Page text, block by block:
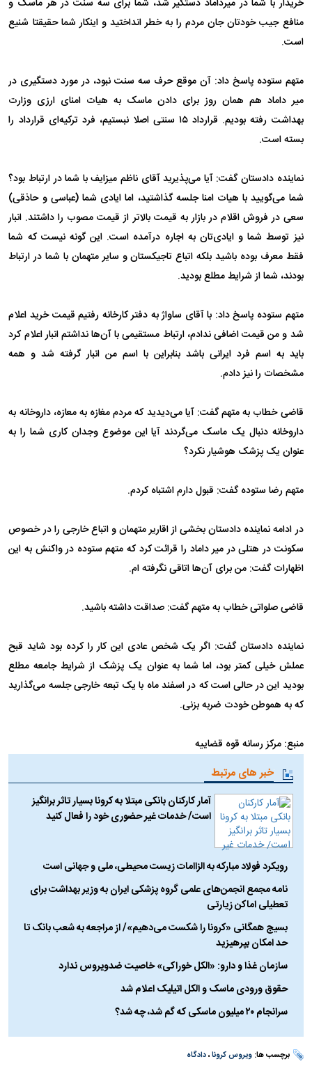
منافع جیب خودتان جان مردم را به خطر انداختید و اینکار شما حقیقتا شنیع
است.
متهم ستوده پاسخ داد: آن موقع حرف سه سنت نبود، در مورد دستگیری در
میر داماد هم همان روز برای دادن ماسک به هیات امنای ارزی وزارت
بهداشت رفته بودیم. قرارداد ۱۵ سنتی اصلا نبستیم، فرد ترکیه‌ای قرارداد را
بسته است.
نماینده دادستان گفت: آیا می‌پذیرید آقای ناظم میزایف با شما در ارتباط بود؟
شما می‌گویید با هیات امنا جلسه گذاشتید، اما ایادی شما (عباسی و حاذقی)
سعی در فروش اقلام در بازار به قیمت بالاتر از قیمت مصوب را داشتند. انبار
نیز توسط شما و ایادی‌تان به اجاره درآمده است. این گونه نیست که شما
فقط معرف بوده باشید بلکه اتباع تاجیکستان و سایر متهمان با شما در ارتباط
بودند، شما از شرایط مطلع بودید.
متهم ستوده پاسخ داد: با آقای ساواژ به دفتر کارخانه رفتیم قیمت خرید اعلام
شد و من قیمت اضافی ندادم، ارتباط مستقیمی با آن‌ها نداشتم انبار اعلام کرد
باید به اسم فرد ایرانی باشد بنابراین با اسم من انبار گرفته شد و همه
مشخصات را نیز دادم.
قاضی خطاب به متهم گفت: آیا می‌دیدید که مردم مغازه به معازه، داروخانه به
داروخانه دنبال یک ماسک می‌گردند آیا این موضوع وجدان کاری شما را به
عنوان یک پزشک هوشیار نکرد؟
متهم رضا ستوده گفت: قبول دارم اشتباه کردم.
در ادامه نماینده دادستان بخشی از اقاریر متهمان و اتباع خارجی را در خصوص
سکونت در هتلی در میر داماد را قرائت کرد که متهم ستوده در واکنش به این
اظهارات گفت: من برای آن‌ها اتاقی نگرفته ام.
قاضی صلواتی خطاب به متهم گفت: صداقت داشته باشید.
نماینده دادستان گفت: اگر یک شخص عادی این کار را کرده بود شاید قبح
عملش خیلی کمتر بود، اما شما به عنوان یک پزشک از شرایط جامعه مطلع
بودید این در حالی است که در اسفند ماه با یک تبعه خارجی جلسه می‌گذارید
که به هموطن خودت ضربه بزنی.
منبع: مرکز رسانه‌‍ قوه قضاییه
خبر های مرتبط
آمار کارکنان بانکی مبتلا به کرونا بسیار تاثر برانگیز
است/ خدمات غیر حضوری خود را فعال کنید
رویکرد فولاد مبارکه به الزاامات زیست محیطی، ملی و جهانی است
نامه مجمع انجمن‌های علمی گروه پزشکی ایران به وزیر بهداشت برای
تعطیلی اماکن زیارتی
بسیج همگانی «کرونا را شکست می‌دهیم»/ از مراجعه به شعب بانک تا
حد امکان بپرهیزید
سازمان غذا و دارو: «الکل خوراکی» خاصیت ضدویروس ندارد
حقوق ورودی ماسک و الکل اتیلیک اعلام شد
سرانجام ۲۰ میلیون ماسکی که گم شد، چه شد؟
برچسب ها:ویروس کرونا،دادگاه